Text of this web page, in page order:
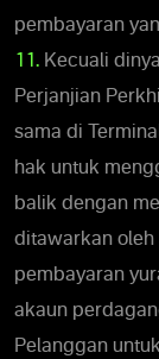
pembayaran
11. Kecuali
Perjanjian
sama di
hak untuk
balik dengan
ditawarkan oleh
pembayaran
akaun
Pelanggan